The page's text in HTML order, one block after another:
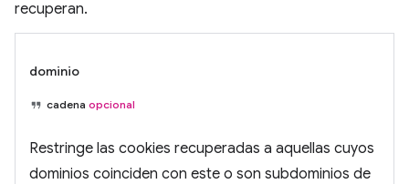
recuperan.
dominio
cadena opcional
Restringe las cookies recuperadas a aquellas cuyos
dominios coinciden con este o son subdominios de